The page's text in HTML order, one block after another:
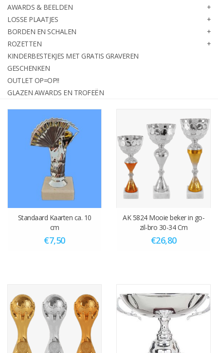
Kinderbestekjes met gratis
graveren
Geschenken
OUTLET OP=OP!!
Relatiegeschenken
AWARDS & BEELDEN
LOSSE PLAATJES
BORDEN EN SCHALEN
ROZETTEN
KINDERBESTEKJES MET GRATIS GRAVEREN
GESCHENKEN
OUTLET OP=OP!!
GLAZEN AWARDS EN TROFEËN
Standaard Kaarten ca. 10
cm
€7,50
AK 5824 Mooie beker in go-
zil-bro 30-34 Cm
€26,80